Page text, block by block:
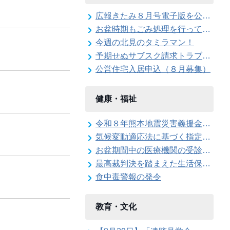
広報きたみ８月号電子版を公開しました
お盆時期もごみ処理を行っています
今週の北見のタミラマン！
予期せぬサブスク請求トラブルに注意！
公営住宅入居申込（８月募集）
健康・福祉
令和８年熊本地震災害義援金を受け付けています
気候変動適応法に基づく指定暑熱避難施設に係る協定締結式を開催しました
お盆期間中の医療機関の受診について
最高裁判決を踏まえた生活保護費の追加給付
食中毒警報の発令
教育・文化